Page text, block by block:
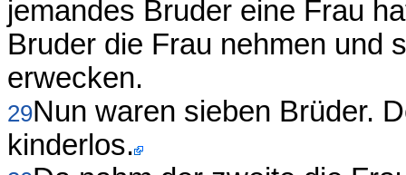
jemandes Bruder eine Frau
Bruder die Frau nehmen und
erwecken.
29Nun waren sieben Brüder.
kinderlos.